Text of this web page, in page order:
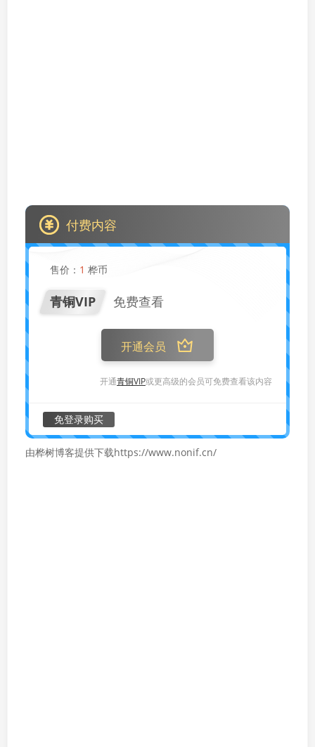
付费内容
售价： 1 桦币
青铜VIP 免费查看
开通会员
开通青铜VIP或更高级的会员可免费查看该内容
免登录购买
由桦树博客提供下载https://www.nonif.cn/